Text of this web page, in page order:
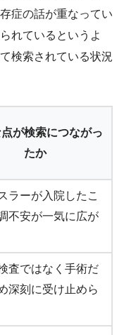
症の話が重なってい
れているというよ
検索されている状況
が検索につながっ
たか
ラーが入院したこ
不安が一気に広が
査ではなく手術だ
深刻に受け止めら